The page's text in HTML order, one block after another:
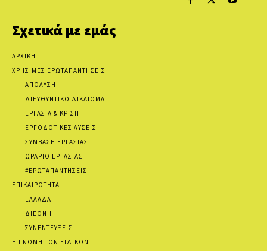
Σχετικά με εμάς
ΑΡΧΙΚΗ
ΧΡΗΣΙΜΕΣ ΕΡΩΤΑΠΑΝΤΗΣΕΙΣ
ΑΠΟΛΥΣΗ
ΔΙΕΥΘΥΝΤΙΚΟ ΔΙΚΑΙΩΜΑ
ΕΡΓΑΣΙΑ & ΚΡΙΣΗ
ΕΡΓΟΔΟΤΙΚΕΣ ΛΥΣΕΙΣ
ΣΥΜΒΑΣΗ ΕΡΓΑΣΙΑΣ
ΩΡΑΡΙΟ ΕΡΓΑΣΙΑΣ
#ΕΡΩΤΑΠΑΝΤΗΣΕΙΣ
ΕΠΙΚΑΙΡΟΤΗΤΑ
ΕΛΛΑΔΑ
ΔΙΕΘΝΗ
ΣΥΝΕΝΤΕΥΞΕΙΣ
Η ΓΝΩΜΗ ΤΩΝ ΕΙΔΙΚΩΝ